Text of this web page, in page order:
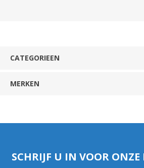
CATEGORIEEN
MERKEN
SCHRIJF U IN VOOR ONZE